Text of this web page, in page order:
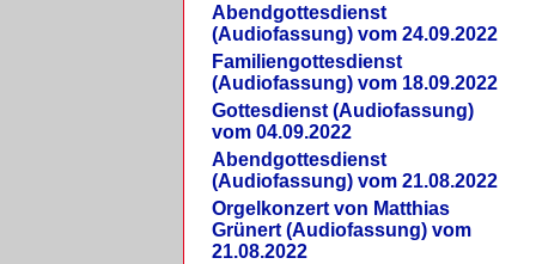
Abendgottesdienst
(Audiofassung) vom 24.09.2022
Familiengottesdienst
(Audiofassung) vom 18.09.2022
Gottesdienst (Audiofassung)
vom 04.09.2022
Abendgottesdienst
(Audiofassung) vom 21.08.2022
Orgelkonzert von Matthias
Grünert (Audiofassung) vom
21.08.2022